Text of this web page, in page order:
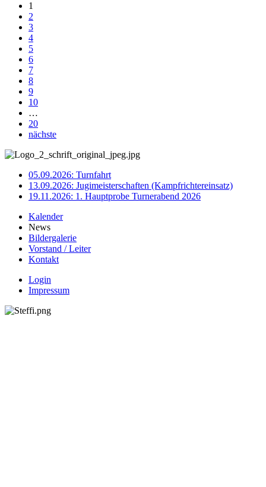
1
2
3
4
5
6
7
8
9
10
…
20
nächste
05.09.2026: Turnfahrt
13.09.2026: Jugimeisterschaften (Kampfrichtereinsatz)
19.11.2026: 1. Hauptprobe Turnerabend 2026
Kalender
News
Bildergalerie
Vorstand / Leiter
Kontakt
Login
Impressum